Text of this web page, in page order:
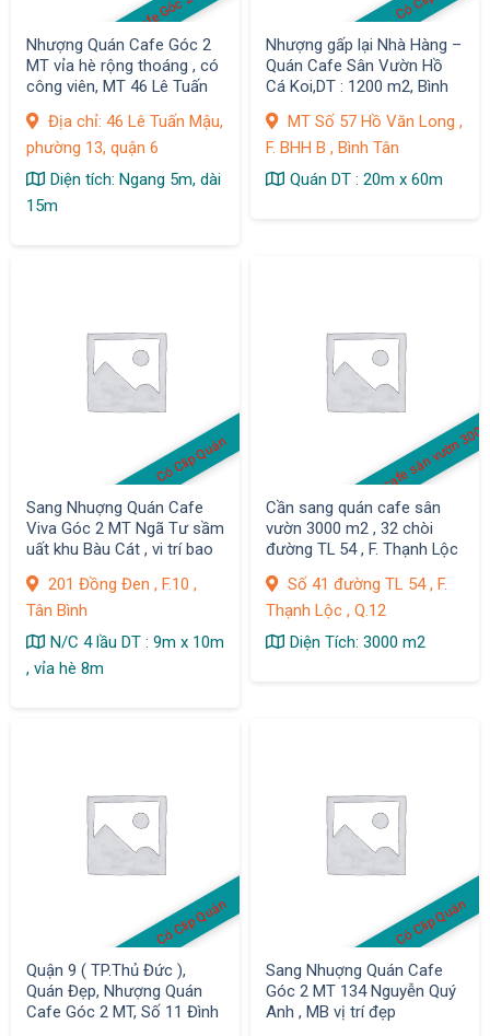
Nhượng Quán Cafe Góc 2
MT vỉa hè rộng thoáng , có
công viên, MT 46 Lê Tuấn
Địa chỉ: 46 Lê Tuấn Mậu,
phường 13, quận 6
Diện tích: Ngang 5m, dài
15m
Nhượng gấp lại Nhà Hàng –
Quán Cafe Sân Vườn Hồ
Cá Koi,DT : 1200 m2, Bình
MT Số 57 Hồ Văn Long ,
F. BHH B , Bình Tân
Quán DT : 20m x 60m
Có Clip Quán
Sang Nhuợng Quán Cafe
Viva Góc 2 MT Ngã Tư sầm
uất khu Bàu Cát , vi trí bao
201 Đồng Đen , F.10 ,
Tân Bình
N/C 4 lầu DT : 9m x 10m
, vỉa hè 8m
quán cafe sân vườn
Cần sang quán cafe sân
vườn 3000 m2 , 32 chòi
đường TL 54 , F. Thạnh Lộc
Số 41 đường TL 54 , F.
Thạnh Lộc , Q.12
Diện Tích: 3000 m2
Có Clip Quán
Quận 9 ( TP.Thủ Đức ),
Quán Đẹp, Nhượng Quán
Cafe Góc 2 MT, Số 11 Đình
Có Clip Quán
Sang Nhuợng Quán Cafe
Góc 2 MT 134 Nguyễn Quý
Anh , MB vị trí đẹp